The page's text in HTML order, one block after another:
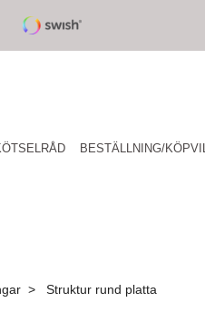
BESTÄLLNING/
Struktur rund platta